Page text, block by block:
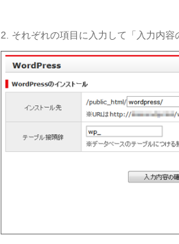
2. それぞれの項目に入力して「入力内